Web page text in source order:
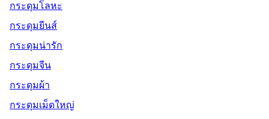
กระดุมโลหะ
กระดุมยีนส์
กระดุมน่ารัก
กระดุมจีน
กระดุมผ้า
กระดุมเม็ดใหญ่